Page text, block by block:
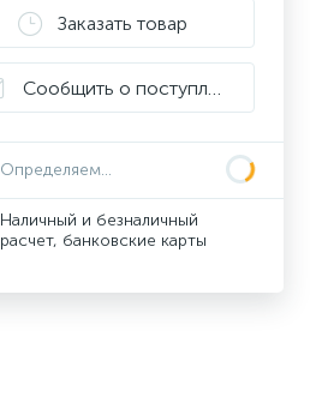
Заказать товар
Сообщить о поступлении
Определяем...
Наличный и безналичный
расчет, банковские карты